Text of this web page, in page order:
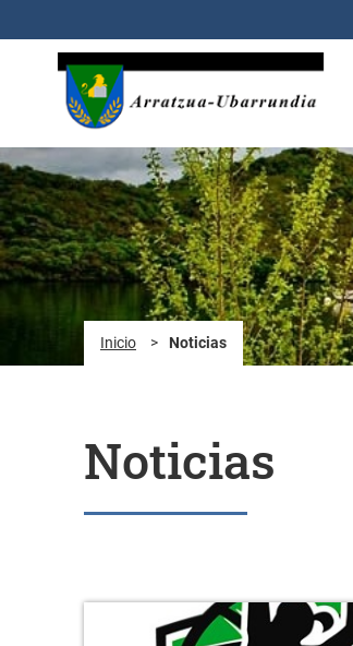
Inicio > Noticias
Noticias